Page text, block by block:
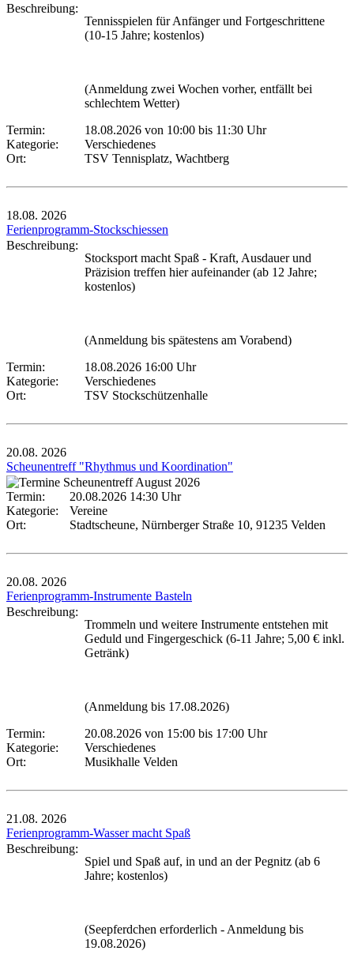
Beschreibung:
Tennisspielen für Anfänger und Fortgeschrittene
(10-15 Jahre; kostenlos)
(Anmeldung zwei Wochen vorher, entfällt bei
schlechtem Wetter)
Termin:
18.08.2026 von 10:00 bis 11:30 Uhr
Kategorie:
Verschiedenes
Ort:
TSV Tennisplatz, Wachtberg
18.08. 2026
Ferienprogramm-Stockschiessen
Beschreibung:
Stocksport macht Spaß - Kraft, Ausdauer und
Präzision treffen hier aufeinander (ab 12 Jahre;
kostenlos)
(Anmeldung bis spätestens am Vorabend)
Termin:
18.08.2026 16:00 Uhr
Kategorie:
Verschiedenes
Ort:
TSV Stockschützenhalle
20.08. 2026
Scheunentreff "Rhythmus und Koordination"
Termin:
20.08.2026 14:30 Uhr
Kategorie:
Vereine
Ort:
Stadtscheune, Nürnberger Straße 10, 91235 Velden
20.08. 2026
Ferienprogramm-Instrumente Basteln
Beschreibung:
Trommeln und weitere Instrumente entstehen mit
Geduld und Fingergeschick (6-11 Jahre; 5,00 € inkl.
Getränk)
(Anmeldung bis 17.08.2026)
Termin:
20.08.2026 von 15:00 bis 17:00 Uhr
Kategorie:
Verschiedenes
Ort:
Musikhalle Velden
21.08. 2026
Ferienprogramm-Wasser macht Spaß
Beschreibung:
Spiel und Spaß auf, in und an der Pegnitz (ab 6
Jahre; kostenlos)
(Seepferdchen erforderlich - Anmeldung bis
19.08.2026)